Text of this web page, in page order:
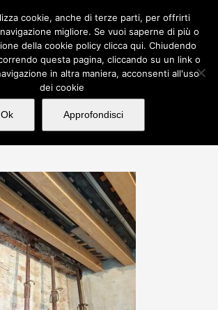
cookie, anche di terze parti, per offrirti
migliore. Se vuoi saperne di più o
della cookie policy clicca qui. Chiudendo
questa pagina, cliccando su un link o
in altra maniera, acconsenti all'uso
dei cookie
Ok Approfondisci